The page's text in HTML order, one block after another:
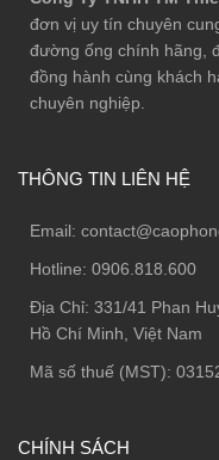
đơn vị uy tín chuyên
đường ống chính hãng,
đồng hành cùng khách
chuyên nghiệp.
THÔNG TIN LIÊN HỆ
Email:
Hotline: 0906.818.600
Địa Chỉ: 331/41 Phan
Hồ Chí Minh, Việt Nam
Mã số thuế (MST):
CHÍNH SÁCH